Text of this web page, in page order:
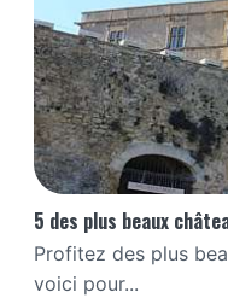
5 des plus beaux
Profitez des plus
voici pour...